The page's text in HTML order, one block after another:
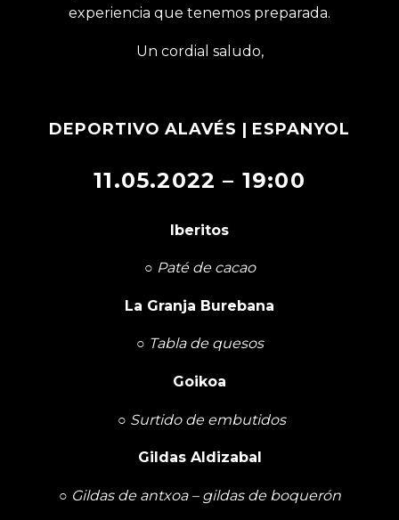
experiencia que tenemos preparada.
Un cordial saludo,
DEPORTIVO ALAVÉS | ESPANYOL
11.05.2022 – 19:00
Iberitos
○ Paté de cacao
La Granja Burebana
○ Tabla de quesos
Goikoa
○ Surtido de embutidos
Gildas Aldizabal
○ Gildas de antxoa – gildas de boquerón